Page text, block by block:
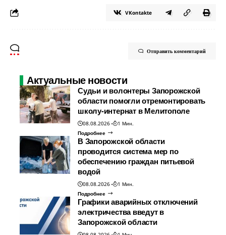
VKontakte
Отправить комментарий
Актуальные новости
Судьи и волонтеры Запорожской
области помогли отремонтировать
школу-интернат в Мелитополе
08.08.2026
1 Мин.
Подробнее
В Запорожской области
проводится система мер по
обеспечению граждан питьевой
водой
08.08.2026
1 Мин.
Подробнее
Графики аварийных отключений
электричества введут в
Запорожской области